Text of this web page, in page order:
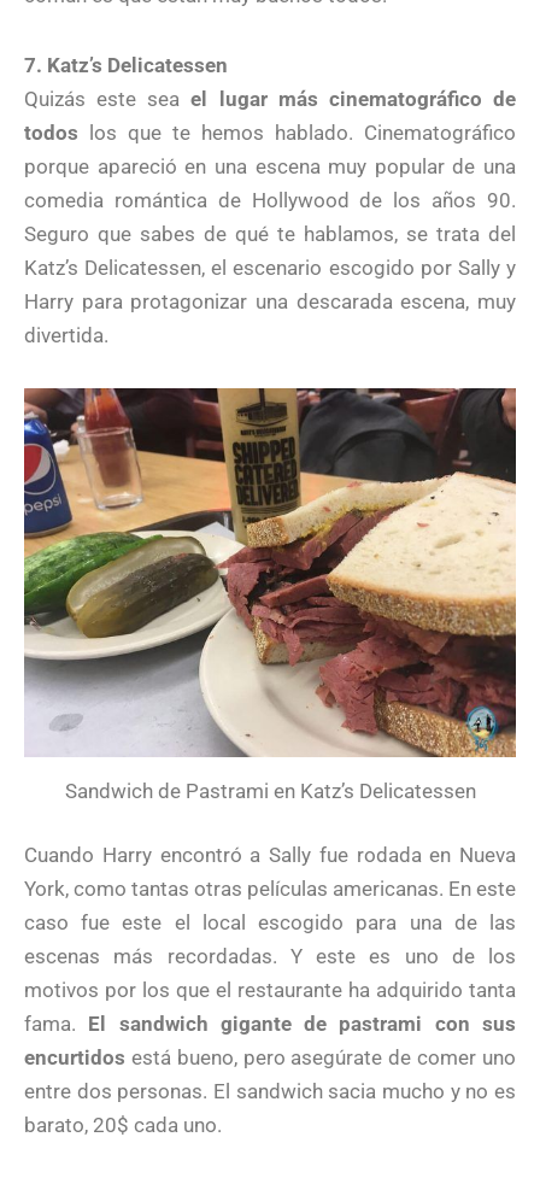
7. Katz’s Delicatessen
Quizás este seael lugar más cinematográfico de
todos
los que te hemos hablado. Cinematográfico
porque apareció en una escena muy popular de una
comedia romántica de Hollywood de los años 90.
Seguro que sabes de qué te hablamos, se trata del
Katz’s Delicatessen, el escenario escogido por Sally y
Harry para protagonizar una descarada escena, muy
divertida.
Sandwich de Pastrami en Katz’s Delicatessen
Cuando Harry encontró a Sally fue rodada en Nueva
York, como tantas otras películas americanas. En este
caso fue este el local escogido para una de las
escenas más recordadas. Y este es uno de los
motivos por los que el restaurante ha adquirido tanta
fama. El sandwich gigante de pastrami con sus
encurtidos está bueno, pero asegúrate de comer uno
entre dos personas. El sandwich sacia mucho y no es
barato, 20$ cada uno.